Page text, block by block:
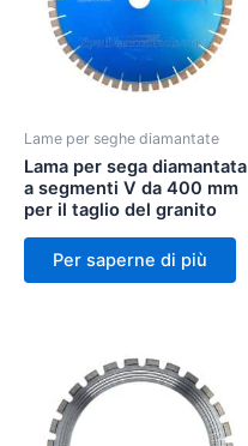
Lame per seghe diamantate
Lama per sega diamantata
a segmenti V da 400 mm
per il taglio del granito
Per saperne di più